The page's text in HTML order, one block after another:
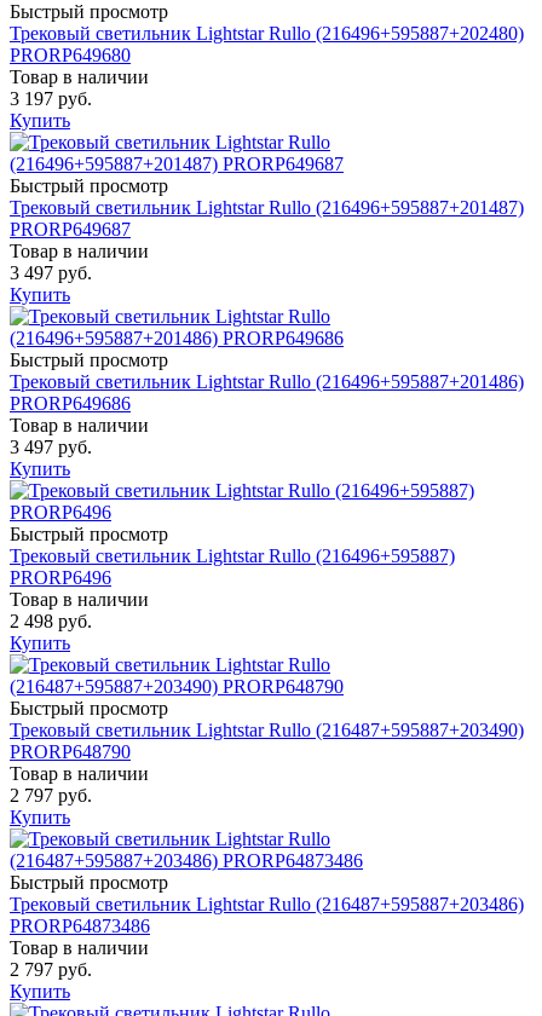
Быстрый просмотр
Трековый светильник Lightstar Rullo (216496+595887+202480)
PRORP649680
Товар в наличии
3 197 руб.
Купить
Быстрый просмотр
Трековый светильник Lightstar Rullo (216496+595887+201487)
PRORP649687
Товар в наличии
3 497 руб.
Купить
Быстрый просмотр
Трековый светильник Lightstar Rullo (216496+595887+201486)
PRORP649686
Товар в наличии
3 497 руб.
Купить
Быстрый просмотр
Трековый светильник Lightstar Rullo (216496+595887)
PRORP6496
Товар в наличии
2 498 руб.
Купить
Быстрый просмотр
Трековый светильник Lightstar Rullo (216487+595887+203490)
PRORP648790
Товар в наличии
2 797 руб.
Купить
Быстрый просмотр
Трековый светильник Lightstar Rullo (216487+595887+203486)
PRORP64873486
Товар в наличии
2 797 руб.
Купить